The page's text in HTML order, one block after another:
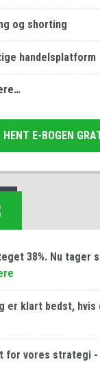
og shorting
handelsplatform
HENT E-BOGEN
38%. Nu tager
er klart bedst, hvis
vores strategi -